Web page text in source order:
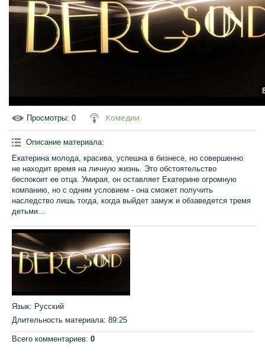
Просмотры: 0 Комедии
Описание материала:
Екатерина молода, красива, успешна в бизнесе, но совершенно
не находит время на личную жизнь. Это обстоятельство
беспокоит ее отца. Умирая, он оставляет Екатерине огромную
компанию, но с одним условием - она сможет получить
наследство лишь тогда, когда выйдет замуж и обзаведется тремя
детьми...
Язык: Русский
Длительность материала: 89:25
Всего комментариев: 0